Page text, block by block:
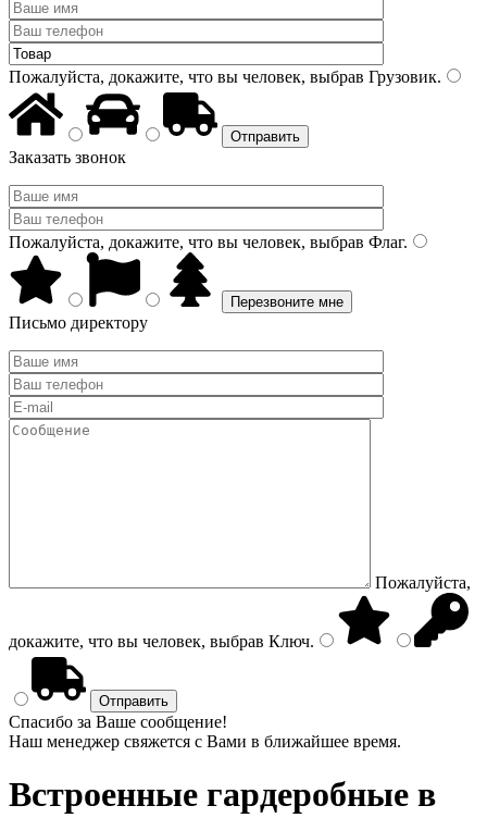
Пожалуйста, докажите, что вы человек, выбрав Грузовик.
Заказать звонок
Пожалуйста, докажите, что вы человек, выбрав Флаг.
Письмо директору
Пожалуйста,
докажите, что вы человек, выбрав Ключ.
Спасибо за Ваше сообщение!
Наш менеджер свяжется с Вами в ближайшее время.
Встроенные гардеробные в